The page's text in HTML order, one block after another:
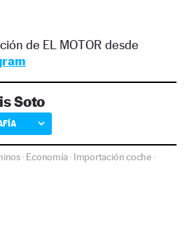
de EL MOTOR desde
Soto
·Economía· Importación coche·